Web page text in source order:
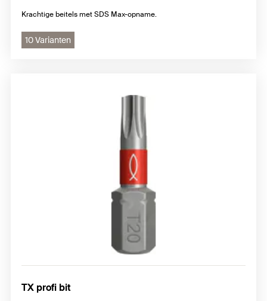
Krachtige beitels met SDS Max-opname.
10 Varianten
TX profi bit